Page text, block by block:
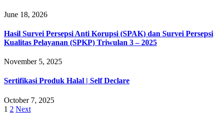
June 18, 2026
Hasil Survei Persepsi Anti Korupsi (SPAK) dan Survei Persepsi
Kualitas Pelayanan (SPKP) Triwulan 3 – 2025
November 5, 2025
Sertifikasi Produk Halal | Self Declare
October 7, 2025
1 2 Next